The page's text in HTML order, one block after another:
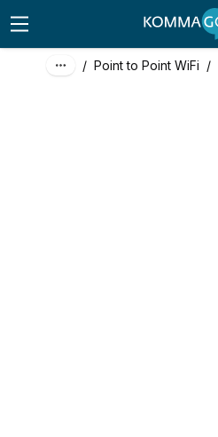
/ Point to Point WiFi /
excl. btw